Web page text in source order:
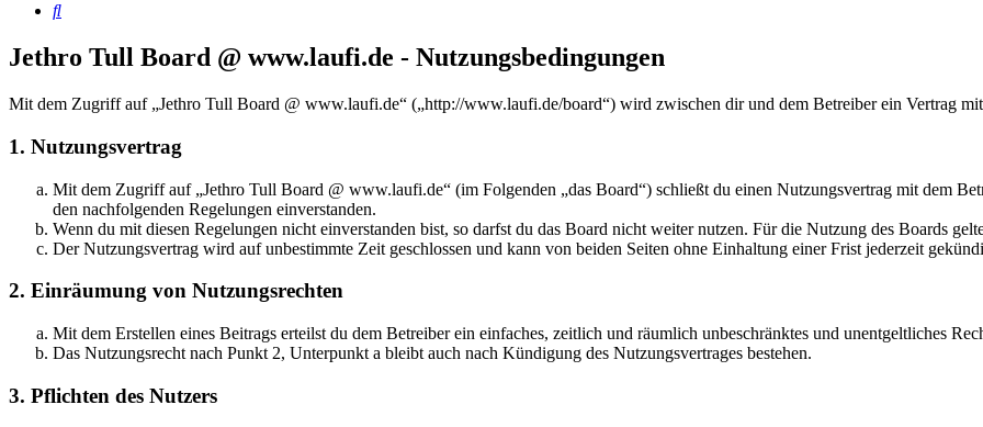
Suche
Jethro Tull Board @ www.laufi.de - Nutzungsbedingungen
Mit dem Zugriff auf „Jethro Tull Board @ www.laufi.de“ („http://www.laufi.de/board“) wird zwischen dir und dem Betreiber ein Vertrag
1. Nutzungsvertrag
Mit dem Zugriff auf „Jethro Tull Board @ www.laufi.de“ (im Folgenden „das Board“) schließt du einen Nutzungsvertrag mit dem
den nachfolgenden Regelungen einverstanden.
Wenn du mit diesen Regelungen nicht einverstanden bist, so darfst du das Board nicht weiter nutzen. Für die Nutzung des Boards
Der Nutzungsvertrag wird auf unbestimmte Zeit geschlossen und kann von beiden Seiten ohne Einhaltung einer Frist jederzeit
2. Einräumung von Nutzungsrechten
Mit dem Erstellen eines Beitrags erteilst du dem Betreiber ein einfaches, zeitlich und räumlich unbeschränktes und unentgeltliches
Das Nutzungsrecht nach Punkt 2, Unterpunkt a bleibt auch nach Kündigung des Nutzungsvertrages bestehen.
3. Pflichten des Nutzers